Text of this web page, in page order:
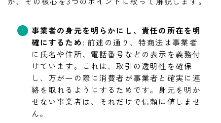
事業者の身元を明らかにし、責任の所在を明
確にするため: 前述の通り、特商法は事業者
に氏名や住所、電話番号などの表示を義務付
けています。これは、取引の透明性を確保
し、万が一の際に消費者が事業者と確実に連
絡を取れるようにするためです。身元を明か
せない事業者は、それだけで信頼に値しませ
ん。